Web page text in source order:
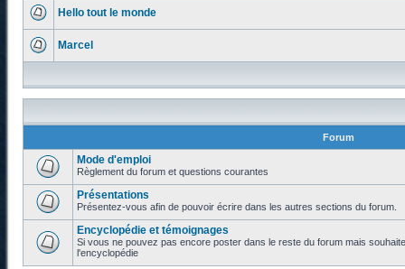
Hello tout le monde
Marcel
Forum
Mode d'emploi
Règlement du forum et questions courantes
Présentations
Présentez-vous afin de pouvoir écrire dans les autres sections du forum.
Encyclopédie et témoignages
Si vous ne pouvez pas encore poster dans le reste du forum mais
l'encyclopédie